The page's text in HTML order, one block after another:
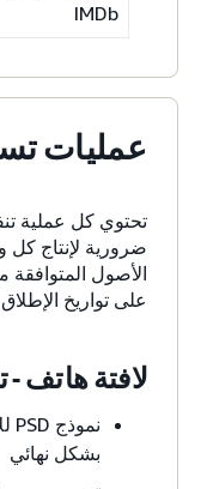
IMDb
عمليات
تحتوي كل عملية
ضرورية لإنتاج كل
الأصول المتوافقة
على تواريخ
لافتة هاتف
بشكل نهائي